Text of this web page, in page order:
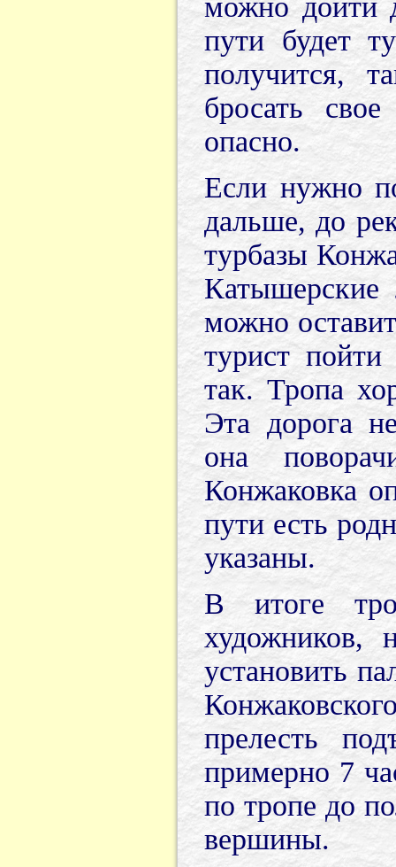
пути будет
получится,
бросать
опасно.
Если нужно
дальше, до
турбазы
можно
турист
так. Тропа
Эта дорога
она
Конжаковка
пути есть
указаны.
В итоге
художников,
установить
прелесть
примерно 7
по тропе до
вершины.